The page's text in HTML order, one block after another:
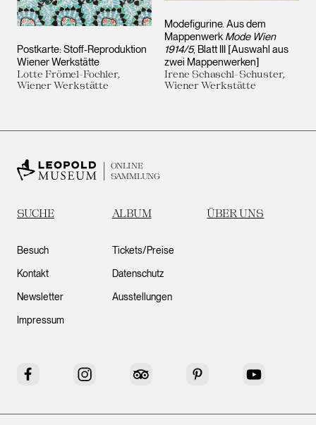
Postkarte: Stoff-Reproduktion
Wiener Werkstätte
Lotte Frömel-Fochler,
Wiener Werkstätte
Modefigurine. Aus dem
Mappenwerk Mode Wien
1914/5, Blatt III [Auswahl aus
zwei Mappenwerken]
Irene Schaschl-Schuster,
Wiener Werkstätte
ONLINE
SAMMLUNG
SUCHE ALBUM ÜBER UNS
Besuch
Kontakt
Newsletter
Impressum
Tickets/Preise
Datenschutz
Ausstellungen
Facebook Instagram Tripadvisor Pinterest YouTube